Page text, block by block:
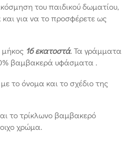
του παιδικού δωματίου,
για να το προσφέρετε ως
μήκος 16 εκατοστά. Τα γράμματα
βαμβακερά υφάσματα .
το όνομα και το σχέδιο της
το τρίκλωνο βαμβακερό
χρώμα.